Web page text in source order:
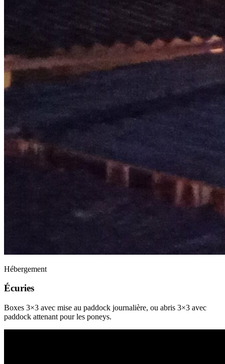
Hébergement
Écuries
Boxes 3×3 avec mise au paddock journalière, ou abris 3×3 avec
paddock attenant pour les poneys.